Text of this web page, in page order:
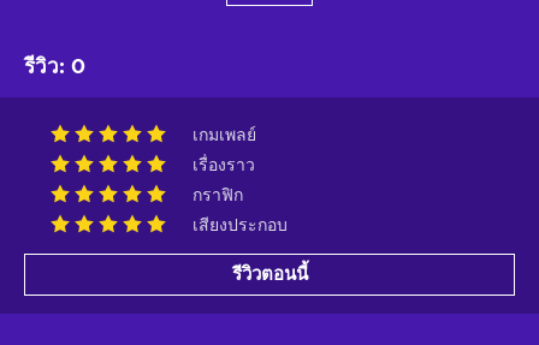
รีวิว: 0
เกมเพลย์
เรื่องราว
กราฟิก
เสียงประกอบ
รีวิวตอนนี้